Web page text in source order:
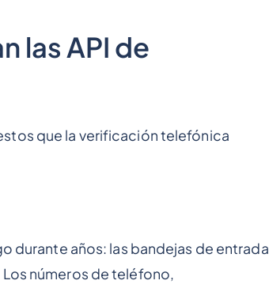
las API de
que la verificación telefónica
durante años: las bandejas de entrada
números de teléfono,